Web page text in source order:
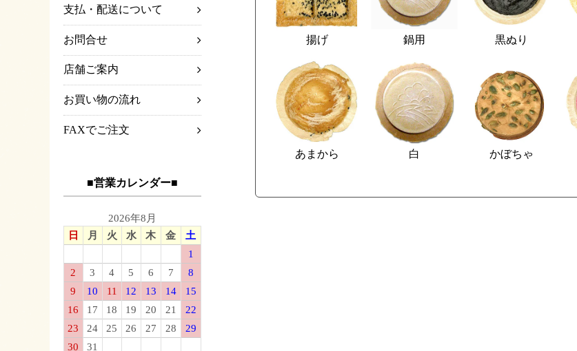
支払・配送について
お問合せ
店舗ご案内
お買い物の流れ
FAXでご注文
■営業カレンダー■
2026年8月
日
月 火 水 木 金
土
1
2
3 4 5 6 7
8
9
10 11 12 13 14
15
16
17 18 19 20 21
22
23
24 25 26 27 28
29
30
31
揚げ 鍋用 黒ぬり
あまから 白 かぼちゃ